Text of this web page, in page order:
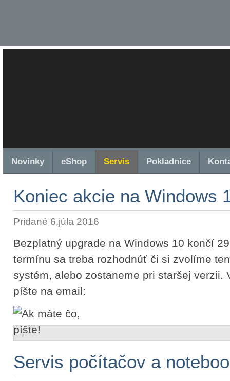
Novinky eShop Servis Pokladnice
Koniec akcie na Windows
Pridané 6.júla 2016
Bezplatný upgrade na Windows 10 končí
termínu sa treba rozhodnúť či si zvolíme
systém, alebo zostaneme pri staršej verzii.
píšte na email:
,,
Servis počítačov a